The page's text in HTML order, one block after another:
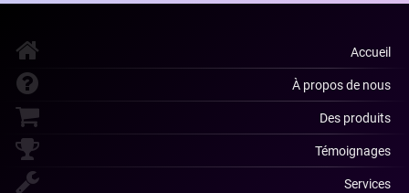
Accueil
À propos de nous
Des produits
Témoignages
Services